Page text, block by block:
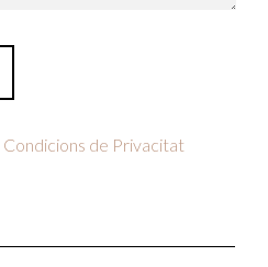
Condicions de Privacitat